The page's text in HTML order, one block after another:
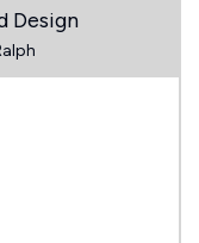
Design